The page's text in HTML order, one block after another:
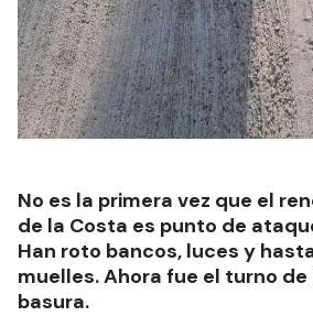
No es la primera vez que el
de la Costa es punto de
Han roto bancos, luces y
muelles. Ahora fue el turno
basura.